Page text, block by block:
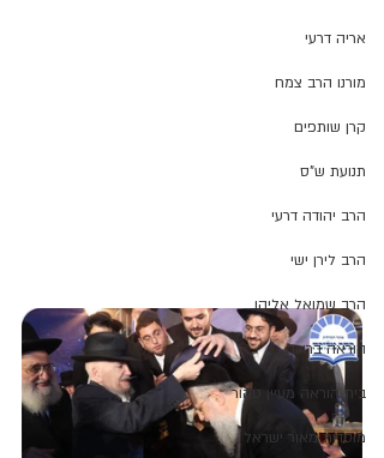
אריה דרעי
מורנו הרב צמח
קרן שותפים
תנועת ש"ס
הרב יהודה דרעי
הרב לירן ישי
הרב שמואל אליהו
הוראה ברורה
בית הוראה מעיין טהור
מוסדות מאור ישראל